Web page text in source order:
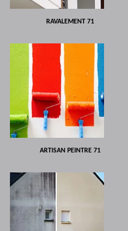
RAVALEMENT 71
ARTISAN PEINTRE 71